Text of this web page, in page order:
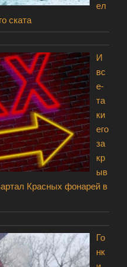
ел
ската
И
вс
е-
та
ки
его
за
кр
ыв
Красных фонарей в
Го
нк